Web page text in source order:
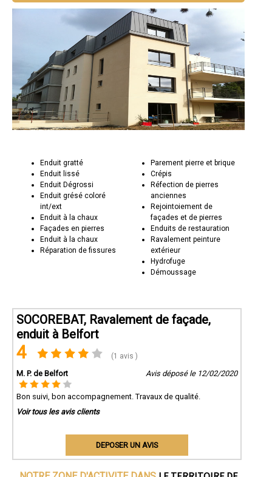
Enduit gratté
Enduit lissé
Enduit Dégrossi
Enduit grésé coloré
int/ext
Enduit à la chaux
Façades en pierres
Enduit à la chaux
Réparation de fissures
Parement pierre et brique
Crépis
Réfection de pierres
anciennes
Rejointoiement de
façades et de pierres
Enduits de restauration
Ravalement peinture
extérieur
Hydrofuge
Démoussage
SOCOREBAT, Ravalement de façade,
enduit à Belfort
4 (1 avis )
M. P. de Belfort Avis déposé le 12/02/2020
Bon suivi, bon accompagnement. Travaux de qualité.
Voir tous les avis clients
DEPOSER UN AVIS